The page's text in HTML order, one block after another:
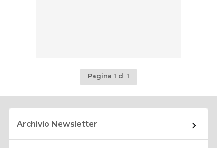
Pagina 1 di 1
Archivio Newsletter